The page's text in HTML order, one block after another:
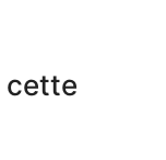
cette